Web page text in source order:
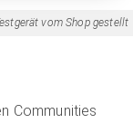
vom Shop gestellt
Communities